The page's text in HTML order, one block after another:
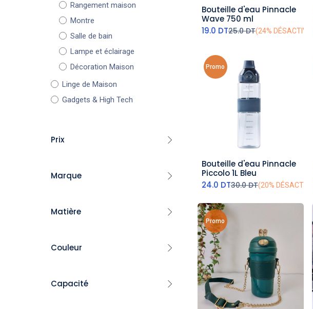
Rangement maison
Montre
Salle de bain
Lampe et éclairage
Décoration Maison
Linge de Maison
Gadgets & High Tech
Prix
FILTRE
Marque
Luminarc
​Hascevher
Arian
Matière
Inox
Plastique
Couleur
Capacité
ajouter au panier
Bouteille d'eau Pinnacle
Wave 750 ml
19.0 DT25.0DT(24% DÉSACTIVÉ)
Promo
ajouter au panier
Bouteille d'eau Pinnacle
Piccolo 1L Bleu
24.0 DT30.0DT(20% DÉSACTIVÉ)
Promo